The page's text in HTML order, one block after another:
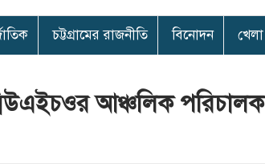
চট্টগ্রামের রাজনীতি বিনোদন খেলা
আঞ্চলিক পরিচালক